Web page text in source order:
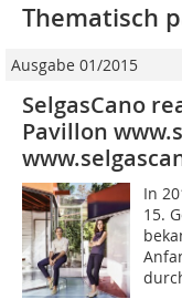
Thematisch
Ausgabe 01/2015
SelgasCano
Pavillon
In
15.